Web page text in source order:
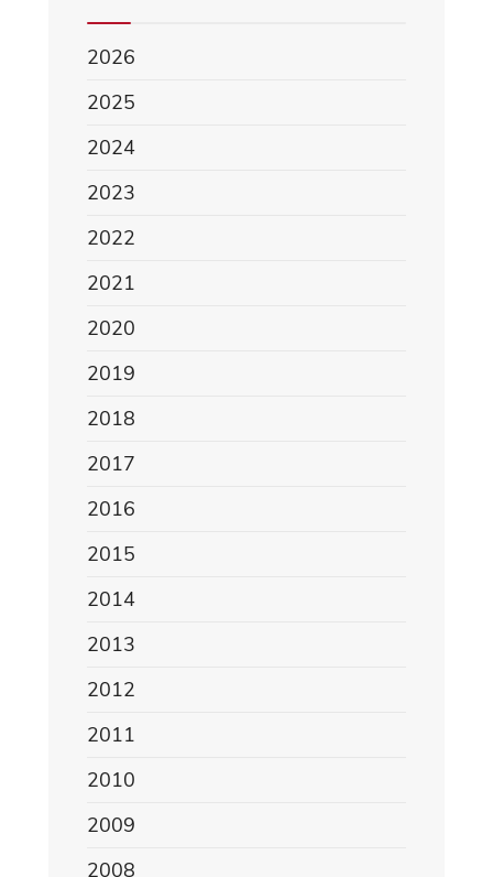
2026
2025
2024
2023
2022
2021
2020
2019
2018
2017
2016
2015
2014
2013
2012
2011
2010
2009
2008